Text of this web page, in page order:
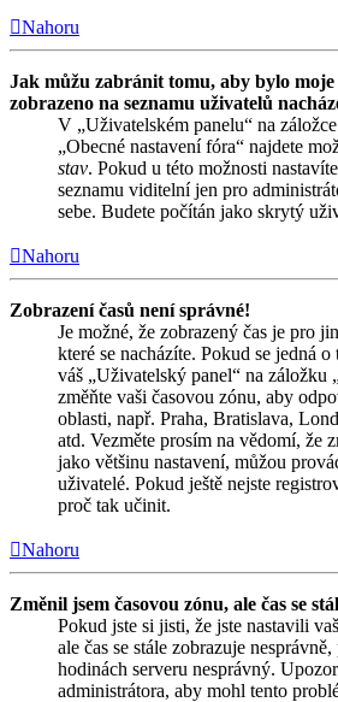
Nahoru
Jak můžu zabránit tomu, aby bylo moje
zobrazeno na seznamu uživatelů
V „Uživatelském panelu“ na
„Obecné nastavení fóra“ najdete
stav. Pokud u této možnosti
seznamu viditelní jen pro
sebe. Budete počítán jako skrytý
Nahoru
Zobrazení časů není správné!
Je možné, že zobrazený čas je pro
které se nacházíte. Pokud se jedná
váš „Uživatelský panel“ na záložku
změňte vaši časovou zónu, aby
oblasti, např. Praha, Bratislava,
atd. Vezměte prosím na vědomí, že
jako většinu nastavení, můžou
uživatelé. Pokud ještě nejste
proč tak učinit.
Nahoru
Změnil jsem časovou zónu, ale čas se
Pokud jste si jisti, že jste nastavili
ale čas se stále zobrazuje
hodinách serveru nesprávný.
administrátora, aby mohl tento